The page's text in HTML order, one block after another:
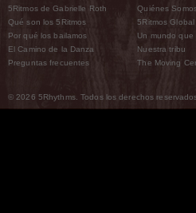
5Ritmos de Gabrielle Roth
Qué son los 5Ritmos
Por qué los bailamos
El Camino de la Danza
Preguntas frecuentes
Quiénes
5Ritmos Global
Un mundo que
Nuestra tribu
The Moving
© 2026 5Rhythms. Todos los derechos